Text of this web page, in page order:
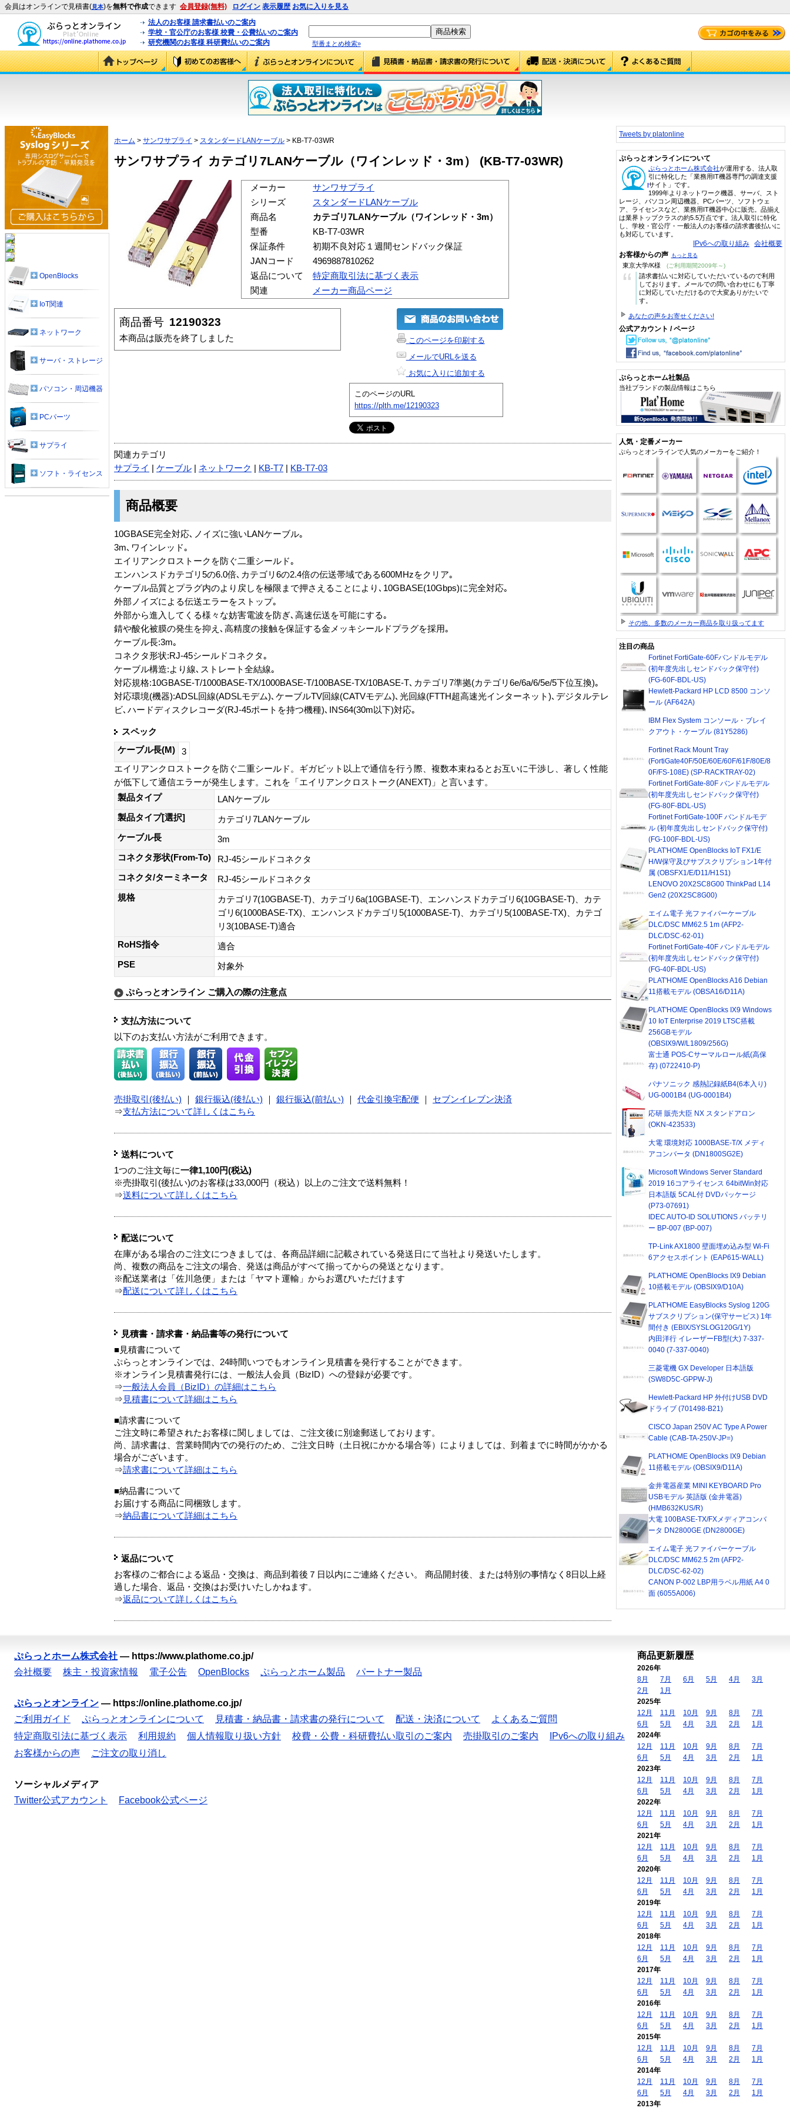
会員はオンラインで見積書(見本)を無料で作成できます 会員登録(無料) ログイン 表示履歴 お気に入りを見る
法人のお客様 請求書払いのご案内
学校・官公庁のお客様 校費・公費払いのご案内
研究機関のお客様 科研費払いのご案内
型番まとめ検索»
ホーム > サンワサプライ > スタンダードLANケーブル > KB-T7-03WR
サンワサプライ カテゴリ7LANケーブル（ワインレッド・3m） (KB-T7-03WR)
メーカー
サンワサプライ
シリーズ
スタンダードLANケーブル
商品名
カテゴリ7LANケーブル（ワインレッド・3m）
型番
KB-T7-03WR
保証条件
初期不良対応１週間センドバック保証
JANコード
4969887810262
返品について
特定商取引法に基づく表示
関連
メーカー商品ページ
商品番号 12190323
本商品は販売を終了しました
このページを印刷する
メールでURLを送る
お気に入りに追加する
このページのURL
https://plth.me/12190323
関連カテゴリ
サプライ
ケーブル ネットワーク KB-T7 KB-T7-03
商品概要
10GBASE完全対応､ノイズに強いLANケーブル｡
3m､ワインレッド｡
エイリアンクロストークを防ぐ二重シールド｡
エンハンスドカテゴリ5の6.0倍､カテゴリ6の2.4倍の伝送帯域である600MHzをクリア｡
ケーブル品質とプラグ内のより戻しを極限まで押さえることにより､10GBASE(10Gbps)に完全対応｡
外部ノイズによる伝送エラーをストップ｡
外部から進入してくる様々な妨害電波を防ぎ､高速伝送を可能にする｡
錆や酸化被膜の発生を抑え､高精度の接触を保証する金メッキシールドプラグを採用｡
ケーブル長:3m｡
コネクタ形状:RJ-45シールドコネクタ｡
ケーブル構造:より線､ストレート全結線｡
対応規格:10GBASE-T/1000BASE-TX/1000BASE-T/100BASE-TX/10BASE-T､カテゴリ7準拠(カテゴリ6e/6a/6/5e/5下位互換)｡
対応環境(機器):ADSL回線(ADSLモデム)､ケーブルTV回線(CATVモデム)､光回線(FTTH超高速光インターネット)､デジタルテレ
ビ､ハードディスクレコーダ(RJ-45ポートを持つ機種)､INS64(30m以下)対応｡
スペック
ケーブル長(M)
3
エイリアンクロストークを防ぐ二重シールド。ギガビット以上で通信を行う際、複数本束ねるとお互いに干渉し、著しく性能
が低下して通信エラーが発生します。これを「エイリアンクロストーク(ANEXT)」と言います。
製品タイプ
LANケーブル
製品タイプ[選択]
カテゴリ7LANケーブル
ケーブル長
3m
コネクタ形状(From-To)
RJ-45シールドコネクタ
コネクタ/ターミネータ
RJ-45シールドコネクタ
規格
カテゴリ7(10GBASE-T)、カテゴリ6a(10GBASE-T)、エンハンスドカテゴリ6(10GBASE-T)、カテ
ゴリ6(1000BASE-TX)、エンハンスドカテゴリ5(1000BASE-T)、カテゴリ5(100BASE-TX)、カテゴ
リ3(10BASE-T)適合
RoHS指令
適合
PSE
対象外
ぷらっとオンライン ご購入の際の注意点
支払方法について
以下のお支払い方法がご利用できます。
売掛取引(後払い) 銀行振込(後払い) 銀行振込(前払い) 代金引換宅配便
セブンイレブン決済
⇒支払方法について詳しくはこちら
送料について
1つのご注文毎に一律1,100円(税込)
※売掛取引(後払い)のお客様は33,000円（税込）以上のご注文で送料無料！
⇒送料について詳しくはこちら
配送について
在庫がある場合のご注文につきましては、各商品詳細に記載されている発送日にて当社より発送いたします。
尚、複数の商品をご注文の場合、発送は商品がすべて揃ってからの発送となります。
※配送業者は「佐川急便」または「ヤマト運輸」からお選びいただけます
⇒配送について詳しくはこちら
見積書・請求書・納品書等の発行について
■見積書について
ぷらっとオンラインでは、24時間いつでもオンライン見積書を発行することができます。
※オンライン見積書発行には、一般法人会員（BizID）への登録が必要です。
⇒一般法人会員（BizID）の詳細はこちら
⇒ 見積書について詳細はこちら
■請求書について
ご注文時に希望されたお客様に関しましては、ご注文後に別途郵送しております。
尚、請求書は、営業時間内での発行のため、ご注文日時（土日祝にかかる場合等）によりましては、到着までに時間がかかる
場合がございます。
⇒請求書について詳細はこちら
■納品書について
お届けする商品に同梱致します。
⇒納品書について詳細はこちら
返品について
お客様のご都合による返品・交換は、商品到着後７日以内にご連絡ください。 商品開封後、または特別の事情なく8日以上経
過した場合、返品・交換はお受けいたしかねます。
⇒返品について詳しくはこちら
OpenBlocks
IoT関連
ネットワーク
サーバ・ストレージ
パソコン・周辺機器
PCパーツ
サプライ
ソフト・ライセンス
Tweets by platonline
ぷらっとオンラインについて
ぷらっとホーム株式会社が運用する、法人取
引に特化した「業務用IT機器専門の調達支援
サイト」です。
1999年よりネットワーク機器、サーバ、スト
レージ、パソコン周辺機器、PCパーツ、ソフトウェ
ア、ライセンスなど、業務用IT機器中心に販売。品揃え
は業界トップクラスの約5.5万点です。法人取引に特化
し、学校・官公庁・一般法人のお客様の請求書後払いに
も対応しています。
IPv6への取り組み 会社概要
お客様からの声 もっと見る
東京大学/K様 (ご利用期間2009年～)
“
請求書払いに対応していただいているので利用
しております。メールでの問い合わせにも丁寧
に対応していただけるので大変ありがたいで
す。
あなたの声をお寄せください!
公式アカウント / ページ
ぷらっとホーム社製品
当社ブランドの製品情報はこちら
人気・定番メーカー
ぷらっとオンラインで人気のメーカーをご紹介！
その他、多数のメーカー商品を取り扱ってます
注目の商品
Fortinet FortiGate-60Fバンドルモデル
(初年度先出しセンドバック保守付)
(FG-60F-BDL-US)
Hewlett-Packard HP LCD 8500 コンソ
ール (AF642A)
IBM Flex System コンソール・ブレイ
クアウト・ケーブル (81Y5286)
Fortinet Rack Mount Tray
(FortiGate40F/50E/60E/60F/61F/80E/8
0F/FS-108E) (SP-RACKTRAY-02)
Fortinet FortiGate-80F バンドルモデル
(初年度先出しセンドバック保守付)
(FG-80F-BDL-US)
Fortinet FortiGate-100F バンドルモデ
ル (初年度先出しセンドバック保守付)
(FG-100F-BDL-US)
PLAT'HOME OpenBlocks IoT FX1/E
H/W保守及びサブスクリプション1年付
属 (OBSFX1/E/D11/H1S1)
LENOVO 20X2SC8G00 ThinkPad L14
Gen2 (20X2SC8G00)
エイム電子 光ファイバーケーブル
DLC/DSC MM62.5 1m (AFP2-
DLC/DSC-62-01)
Fortinet FortiGate-40F バンドルモデル
(初年度先出しセンドバック保守付)
(FG-40F-BDL-US)
PLAT'HOME OpenBlocks A16 Debian
11搭載モデル (OBSA16/D11A)
PLAT'HOME OpenBlocks IX9 Windows
10 IoT Enterprise 2019 LTSC搭載
256GBモデル
(OBSIX9/W/L1809/256G)
富士通 POS-Cサーマルロール紙(高保
存) (0722410-P)
パナソニック 感熱記録紙B4(6本入り)
UG-0001B4 (UG-0001B4)
応研 販売大臣 NX スタンドアロン
(OKN-423533)
大電 環境対応 1000BASE-T/X メディ
アコンバータ (DN1800SG2E)
Microsoft Windows Server Standard
2019 16コアライセンス 64bitWin対応
日本語版 5CAL付 DVDパッケージ
(P73-07691)
IDEC AUTO-ID SOLUTIONS バッテリ
ー BP-007 (BP-007)
TP-Link AX1800 壁面埋め込み型 Wi-Fi
6アクセスポイント (EAP615-WALL)
PLAT'HOME OpenBlocks IX9 Debian
10搭載モデル (OBSIX9/D10A)
PLAT'HOME EasyBlocks Syslog 120G
サブスクリプション(保守サービス) 1年
間付き (EBIX/SYSLOG120G/1Y)
内田洋行 イレーザーFB型(大) 7-337-
0040 (7-337-0040)
三菱電機 GX Developer 日本語版
(SW8D5C-GPPW-J)
Hewlett-Packard HP 外付けUSB DVD
ドライブ (701498-B21)
CISCO Japan 250V AC Type A Power
Cable (CAB-TA-250V-JP=)
PLAT'HOME OpenBlocks IX9 Debian
11搭載モデル (OBSIX9/D11A)
金井電器産業 MINI KEYBOARD Pro
USBモデル 英語版 (金井電器)
(HMB632KUS/R)
大電 100BASE-TX/FXメディアコンバ
ータ DN2800GE (DN2800GE)
エイム電子 光ファイバーケーブル
DLC/DSC MM62.5 2m (AFP2-
DLC/DSC-62-02)
CANON P-002 LBP用ラベル用紙 A4 0
面 (6055A006)
ぷらっとホーム株式会社 — https://www.plathome.co.jp/
会社概要
株主・投資家情報 電子公告 OpenBlocks ぷらっとホーム製品 パートナー製品
ぷらっとオンライン — https://online.plathome.co.jp/
ご利用ガイド
ぷらっとオンラインについて 見積書・納品書・請求書の発行について 配送・決済について
よくあるご質問
特定商取引法に基づく表示
利用規約 個人情報取り扱い方針 校費・公費・科研費払い取引のご案内 売掛取引のご案内
IPv6への取り組み
お客様からの声
ご注文の取り消し
ソーシャルメディア
Twitter公式アカウント
Facebook公式ページ
商品更新履歴
2026年
8月
7月 6月 5月 4月
3月
2月
1月
2025年
12月
11月 10月 9月 8月
7月
6月
5月 4月 3月 2月
1月
2024年
12月
11月 10月 9月 8月
7月
6月
5月 4月 3月 2月
1月
2023年
12月
11月 10月 9月 8月
7月
6月
5月 4月 3月 2月
1月
2022年
12月
11月 10月 9月 8月
7月
6月
5月 4月 3月 2月
1月
2021年
12月
11月 10月 9月 8月
7月
6月
5月 4月 3月 2月
1月
2020年
12月
11月 10月 9月 8月
7月
6月
5月 4月 3月 2月
1月
2019年
12月
11月 10月 9月 8月
7月
6月
5月 4月 3月 2月
1月
2018年
12月
11月 10月 9月 8月
7月
6月
5月 4月 3月 2月
1月
2017年
12月
11月 10月 9月 8月
7月
6月
5月 4月 3月 2月
1月
2016年
12月
11月 10月 9月 8月
7月
6月
5月 4月 3月 2月
1月
2015年
12月
11月 10月 9月 8月
7月
6月
5月 4月 3月 2月
1月
2014年
12月
11月 10月 9月 8月
7月
6月
5月 4月 3月 2月
1月
2013年